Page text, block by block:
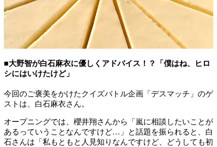
■大野智が白石麻衣に優しくアドバイス！？「僕はね、ヒロ
シにはいけたけど」
今回のご褒美をかけたクイズバトル企画「デスマッチ」のゲ
ストは、白石麻衣さん。
オープニングでは、櫻井翔さんから「嵐に相談したいことが
あるっていうことなんですけど…」と話題を振られると、白
石さんは「私もともと人見知りなんですけど、どうしても初